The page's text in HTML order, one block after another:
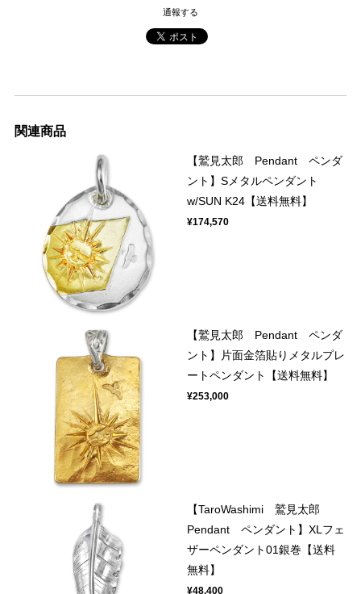
通報する
関連商品
【鷲見太郎 Pendant ペンダ
ント】Sメタルペンダント
w/SUN K24【送料無料】
¥174,570
【鷲見太郎 Pendant ペンダ
ント】片面金箔貼りメタルプレ
ートペンダント【送料無料】
¥253,000
【TaroWashimi 鷲見太郎
Pendant ペンダント】XLフェ
ザーペンダント01銀巻【送料
無料】
¥48,400